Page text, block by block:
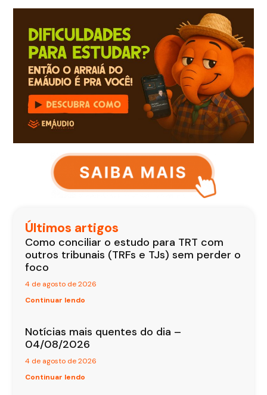
Últimos artigos
Como conciliar o estudo para TRT com
outros tribunais (TRFs e TJs) sem perder o
foco
4 de agosto de 2026
Continuar lendo
Notícias mais quentes do dia –
04/08/2026
4 de agosto de 2026
Continuar lendo